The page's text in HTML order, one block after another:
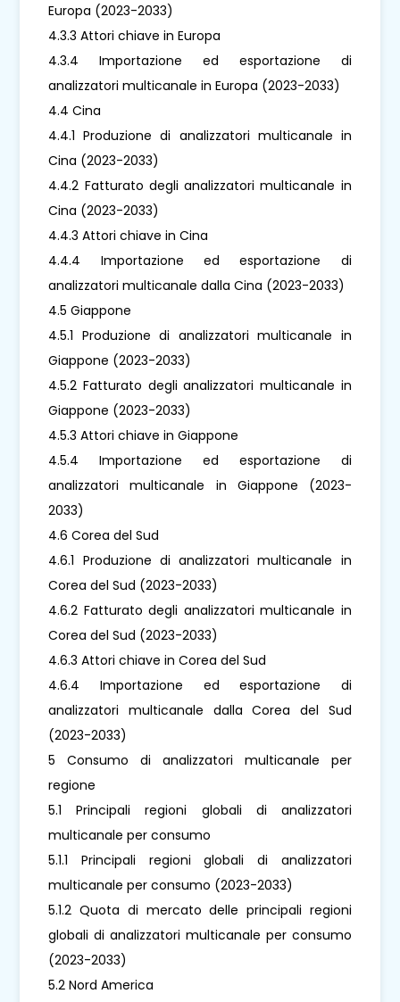
Europa (2023-2033)
4.3.3 Attori chiave in Europa
4.3.4 Importazione ed esportazione di
analizzatori multicanale in Europa (2023-2033)
4.4 Cina
4.4.1 Produzione di analizzatori multicanale in
Cina (2023-2033)
4.4.2 Fatturato degli analizzatori multicanale in
Cina (2023-2033)
4.4.3 Attori chiave in Cina
4.4.4 Importazione ed esportazione di
analizzatori multicanale dalla Cina (2023-2033)
4.5 Giappone
4.5.1 Produzione di analizzatori multicanale in
Giappone (2023-2033)
4.5.2 Fatturato degli analizzatori multicanale in
Giappone (2023-2033)
4.5.3 Attori chiave in Giappone
4.5.4 Importazione ed esportazione di
analizzatori multicanale in Giappone (2023-
2033)
4.6 Corea del Sud
4.6.1 Produzione di analizzatori multicanale in
Corea del Sud (2023-2033)
4.6.2 Fatturato degli analizzatori multicanale in
Corea del Sud (2023-2033)
4.6.3 Attori chiave in Corea del Sud
4.6.4 Importazione ed esportazione di
analizzatori multicanale dalla Corea del Sud
(2023-2033)
5 Consumo di analizzatori multicanale per
regione
5.1 Principali regioni globali di analizzatori
multicanale per consumo
5.1.1 Principali regioni globali di analizzatori
multicanale per consumo (2023-2033)
5.1.2 Quota di mercato delle principali regioni
globali di analizzatori multicanale per consumo
(2023-2033)
5.2 Nord America